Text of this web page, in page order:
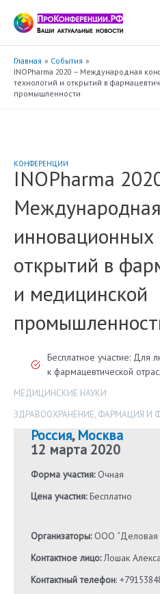
содержимому
Главная
События
INOPharma 2020 – Международная
технологий и открытий в
промышленности
КОНФЕРЕНЦИИ
INOPharma
инновационных
открытий в
и медицинской
Бесплатное участие:
к фармацевтической
МЕДИЦИНСКИЕ НАУКИ
ЗДРАВООХРАНЕНИЕ, ФАРМАЦИЯ И
Россия,Москва
12 марта 2020
Форма участия:Очная
Цена участия:Бесплатно
Организаторы:ООО “Деловая
Контактное лицо:Лошак
Контактный телефон: